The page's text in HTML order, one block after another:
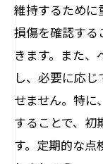
維持するために
損傷を確認する
きます。また
し、必要に応
せません。特に
することで、初
す。定期的な